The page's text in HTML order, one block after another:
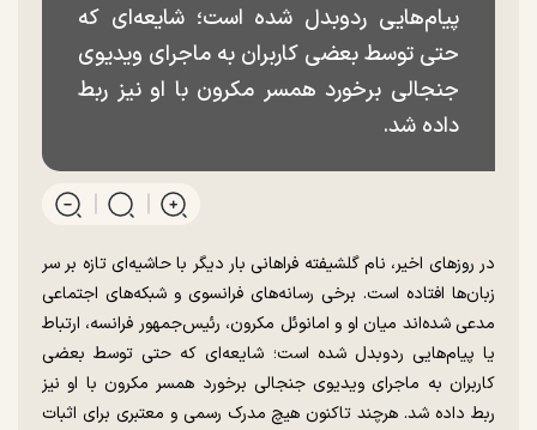
پیام‌هایی ردوبدل شده است؛ شایعه‌ای که
حتی توسط بعضی کاربران به ماجرای ویدیوی
جنجالی برخورد همسر مکرون با او نیز ربط
داده شد.
در روز‌های اخیر، نام گلشیفته فراهانی بار دیگر با حاشیه‌ای تازه بر سر
زبان‌ها افتاده است. برخی رسانه‌های فرانسوی و شبکه‌های اجتماعی
مدعی شده‌اند میان او و امانوئل مکرون، رئیس‌جمهور فرانسه، ارتباط
یا پیام‌هایی ردوبدل شده است؛ شایعه‌ای که حتی توسط بعضی
کاربران به ماجرای ویدیوی جنجالی برخورد همسر مکرون با او نیز
ربط داده شد. هرچند تاکنون هیچ مدرک رسمی و معتبری برای اثبات